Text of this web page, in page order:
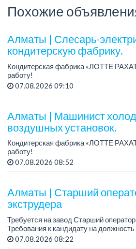
Похожие
Алматы | Слесарь-
кондитерскую фабрику.
Кондитерская фабрика «ЛОТТЕ
работу!
График работы: сменный.
07.08.2026 09:10
Алматы | Машинист
воздушных установок.
Кондитерская фабрика «ЛОТТЕ
работу!
Зарплата: от 293 099 до 390 328 тенге.
07.08.2026 08:52
Алматы | Старший
экструдера
Требуется на завод Старший
Требования к кандидату на
экструдера:
07.08.2026 08:22